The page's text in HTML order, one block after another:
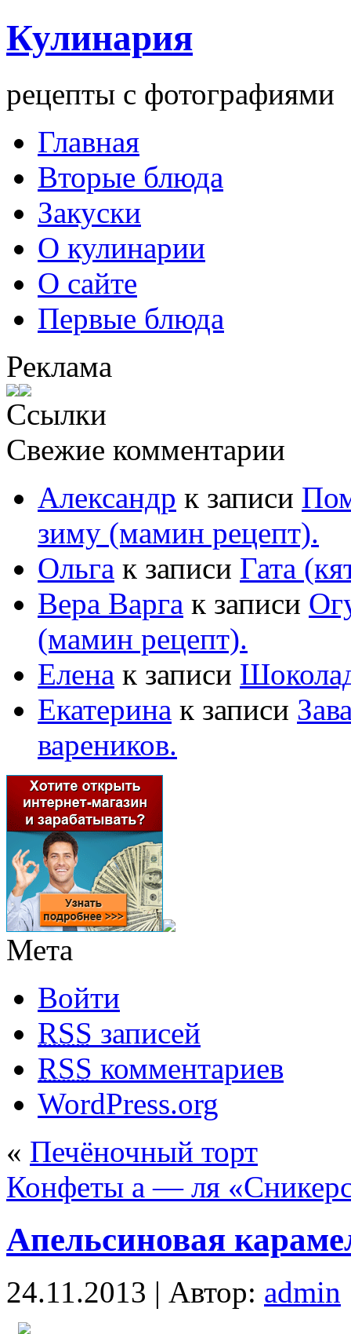
Кулинария
рецепты с фотографиями
Главная
Вторые блюда
Закуски
О кулинарии
О сайте
Первые блюда
Реклама
Ссылки
Свежие комментарии
Александр к записи
зиму (мамин рецепт).
Ольга к записи Гата
Вера Варга к записи
(мамин рецепт).
Елена к записи
Екатерина к записи
вареников.
Мета
Войти
RSS записей
RSS комментариев
WordPress.org
« Печёночный торт
Конфеты а — ля
Апельсиновая
24.11.2013 | Автор: admin